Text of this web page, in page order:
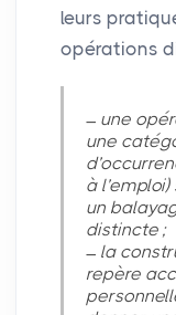
leurs
opérations
une
une
à
un
distincte ;
la
repère